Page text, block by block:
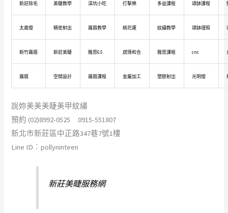
新莊除毛 美睫教學 深坑小吃 打擊樂 多益課程 頌缽課程
太歲燈 精密射出 霧眉教學 桃花運 紋繡教學 頌缽證照
新竹霧眉 新莊美睫 雅思6.5 感情和合 雅思課程 cnc
霧眉 空間設計 霧眉課程 金屬加工 塑膠射出 光明燈
說妳美美美睫美甲紋繡
預約 (02)8992-0525 0915-551807
新北市新莊區中正路347巷7號1樓
Line ID︰pollyninteen
新莊美睫服務網